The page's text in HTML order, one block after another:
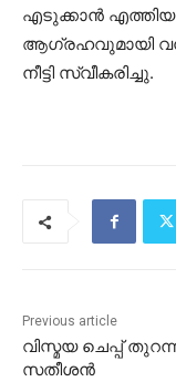
എടുക്കാൻ
ആഗ്രഹവുമായി
നീട്ടി സ്വീകരിച്ചു.
Previous article
വിസ്മയ ചെപ്പ്
സതീശന്‍